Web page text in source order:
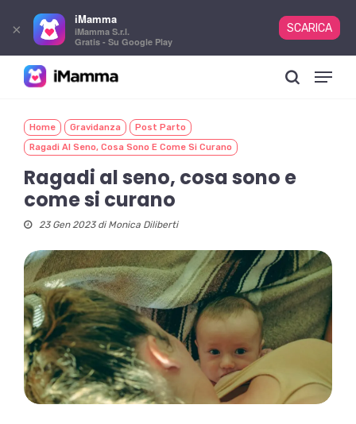
content
Menu
Home Gravidanza
Post Parto
Ragadi Al Seno, Cosa Sono E Come Si Curano
Ragadi al seno, cosa sono e
come si curano
23 Gen 2023 di Monica Diliberti
×
iMamma
iMamma S.r.l.
Gratis - Su Google Play
SCARICA